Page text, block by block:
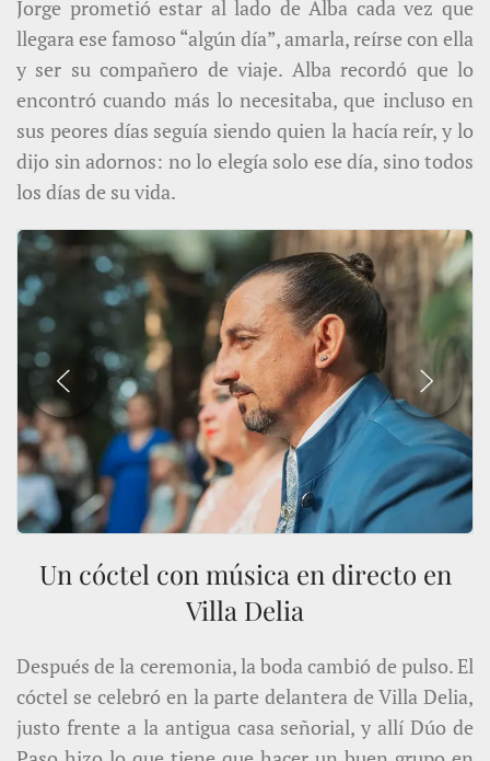
Jorge prometió estar al lado de Alba cada vez que
llegara ese famoso “algún día”, amarla, reírse con ella
y ser su compañero de viaje. Alba recordó que lo
encontró cuando más lo necesitaba, que incluso en
sus peores días seguía siendo quien la hacía reír, y lo
dijo sin adornos: no lo elegía solo ese día, sino todos
los días de su vida.
Un cóctel con música en directo en
Villa Delia
Después de la ceremonia, la boda cambió de pulso. El
cóctel se celebró en la parte delantera de Villa Delia,
justo frente a la antigua casa señorial, y allí Dúo de